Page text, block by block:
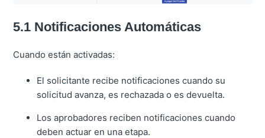
5.1 Notificaciones Automáticas
Cuando están activadas:
El solicitante recibe notificaciones cuando su
solicitud avanza, es rechazada o es devuelta.
Los aprobadores reciben notificaciones cuando
deben actuar en una etapa.